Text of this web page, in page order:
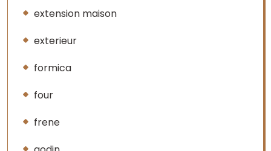
extension maison
exterieur
formica
four
frene